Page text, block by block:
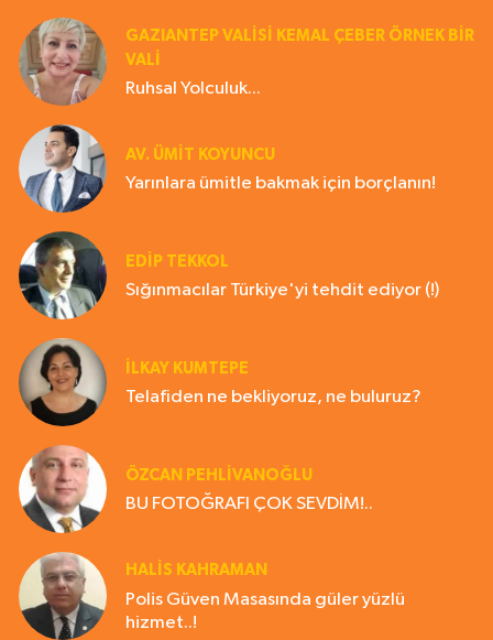
GAZIANTEP VALISI KEMAL ÇEBER ÖRNEK BİR
VALİ
Ruhsal Yolculuk...
AV. ÜMIT KOYUNCU
Yarınlara ümitle bakmak için borçlanın!
EDIP TEKKOL
Sığınmacılar Türkiye'yi tehdit ediyor (!)
İLKAY KUMTEPE
Telafiden ne bekliyoruz, ne buluruz?
ÖZCAN PEHLİVANOĞLU
BU FOTOĞRAFI ÇOK SEVDİM!..
HALIS KAHRAMAN
Polis Güven Masasında güler yüzlü
hizmet..!